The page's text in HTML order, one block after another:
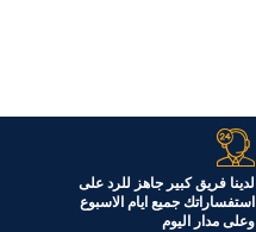
لدينا فريق كبير جاهز للرد على
استفساراتك جميع ايام الاسبوع
وعلى مدار اليوم